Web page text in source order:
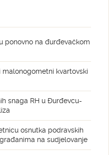
ponovno na đurđevačkom
kvartovski
snaga RH u Đurđevcu-
osnutka podravskih
na sudjelovanje